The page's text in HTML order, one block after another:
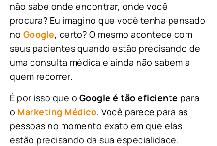
não sabe onde encontrar, onde você
procura? Eu imagino que você tenha pensado
no Google, certo? O mesmo acontece com
seus pacientes quando estão precisando de
uma consulta médica e ainda não sabem a
quem recorrer.
É por isso que o Google é tão eficiente para
o Marketing Médico. Você parece para as
pessoas no momento exato em que elas
estão precisando da sua especialidade.